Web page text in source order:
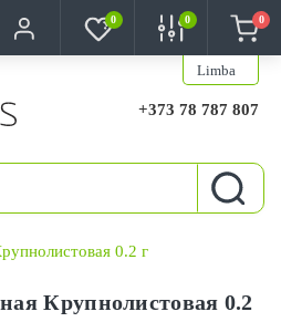
Limba
0 0 0
+373 78 787 807
0.2 г
Крупнолистовая 0.2